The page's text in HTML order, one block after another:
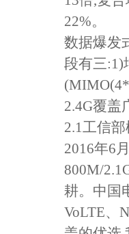
22%。
数据爆发
段有三:1)
2.4G覆盖
2.1工信
2016年6
800M/
耕。中国
VoLTE、